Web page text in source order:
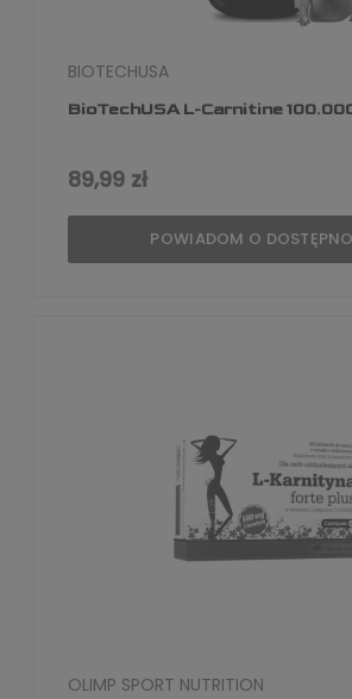
BioTechUSA L-Carnitine
BIOTECHUSA
89,99 zł
POWIADOM O
OLIMP SPORT NUTRITION